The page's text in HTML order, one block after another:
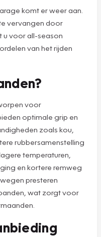
komt er weer aan.
vervangen door
u voor all-season
van het rijden
voor
optimale grip en
zoals kou,
rubbersamenstelling
temperaturen,
en kortere remweg
presteren
wat zorgt voor